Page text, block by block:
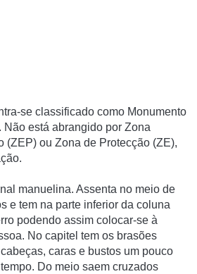
se classificado como Monumento
está abrangido por Zona
(ZEP) ou Zona de Protecção (ZE),
manuelina. Assenta no meio de
e tem na parte inferior da coluna
podendo assim colocar-se à
No capitel tem os brasões
caras e bustos um pouco
Do meio saem cruzados